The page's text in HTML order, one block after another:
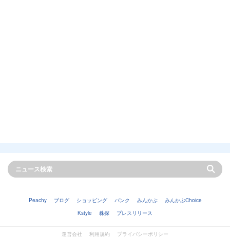
Peachy ブログ ショッピング バンク みんかぶ
みんかぶChoice
Kstyle
株探 プレスリリース
運営会社 利用規約 プライバシーポリシー